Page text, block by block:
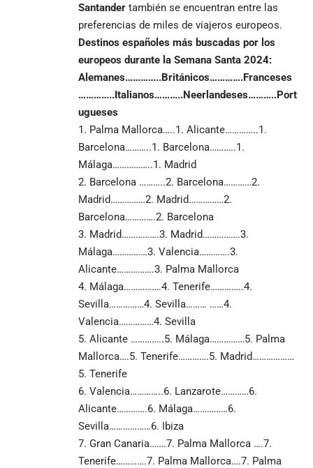
Santander también se encuentran entre las
preferencias de miles de viajeros europeos.
Destinos españoles más buscadas por los
europeos durante la Semana Santa 2024:
Alemanes…………..Británicos………….Franceses
…………..Italianos………..Neerlandeses………..Port
ugueses
1. Palma Mallorca…..1. Alicante…………..1.
Barcelona………..1. Barcelona………..1.
Málaga……………..1. Madrid
2. Barcelona ………..2. Barcelona…………2.
Madrid……………2. Madrid……………2.
Barcelona………….2. Barcelona
3. Madrid…………….3. Madrid…………….3.
Málaga……………3. Valencia………….3.
Alicante…………….3. Palma Mallorca
4. Málaga…………….4. Tenerife…………..4.
Sevilla……………4. Sevilla……… ……4.
Valencia……………4. Sevilla
5. Alicante …………..5. Málaga……………5. Palma
Mallorca….5. Tenerife………….5. Madrid………………
5. Tenerife
6. Valencia…………..6. Lanzarote…………6.
Alicante………….6. Málaga……………6.
Sevilla………………6. Ibiza
7. Gran Canaria…….7. Palma Mallorca ….7.
Tenerife………….7. Palma Mallorca….7. Palma